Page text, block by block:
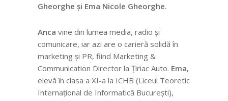
Gheorghe și Ema Nicole Gheorghe.
Anca vine din lumea media, radio și
comunicare, iar azi are o carieră solidă în
marketing și PR, fiind Marketing &
Communication Director la Țiriac Auto. Ema,
elevă în clasa a XI-a la ICHB (Liceul Teoretic
Internațional de Informatică București),